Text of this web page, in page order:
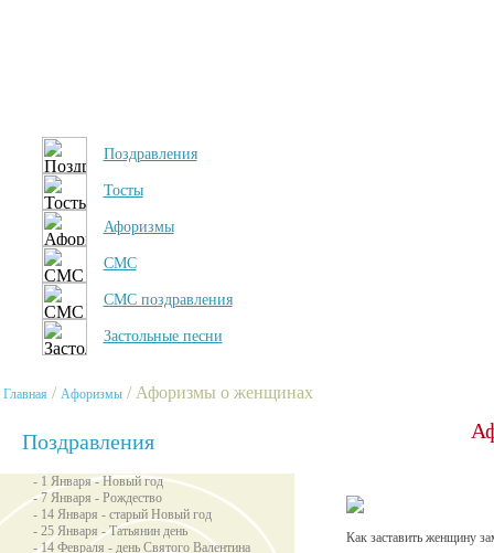
Поздравления
Тосты
Афоризмы
СМС
СМС поздравления
Застольные песни
Главная / Афоризмы / Афоризмы о женщинах
Поздравления
- 1 Января - Новый год
- 7 Января - Рождество
- 14 Января - старый Новый год
- 25 Января - Татьянин день
- 14 Февраля - день Святого Валентина
Как заставить женщину